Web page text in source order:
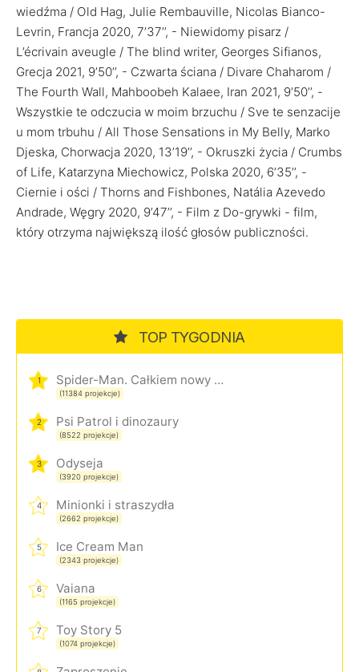
wiedźma / Old Hag, Julie Rembauville, Nicolas Bianco-
Levrin, Francja 2020, 7’37’’, - Niewidomy pisarz /
L’écrivain aveugle / The blind writer, Georges Sifianos,
Grecja 2021, 9’50’’, - Czwarta ściana / Divare Chaharom /
The Fourth Wall, Mahboobeh Kalaee, Iran 2021, 9’50’’, -
Wszystkie te odczucia w moim brzuchu / Sve te senzacije
u mom trbuhu / All Those Sensations in My Belly, Marko
Djeska, Chorwacja 2020, 13’19’’, - Okruszki życia / Crumbs
of Life, Katarzyna Miechowicz, Polska 2020, 6’35’’, -
Ciernie i ości / Thorns and Fishbones, Natália Azevedo
Andrade, Węgry 2020, 9’47’’, - Film z Do-grywki - film,
który otrzyma największą ilość głosów publiczności.
TOP TYGODNIA
1 Spider-Man. Całkiem nowy dzień
(11384 projekcje)
2 Psi Patrol i dinozaury
(8522 projekcje)
3 Odyseja
(3920 projekcje)
4 Minionki i straszydła
(2662 projekcje)
5 Ice Cream Man
(2343 projekcje)
6 Vaiana
(1165 projekcje)
7 Toy Story 5
(1074 projekcje)